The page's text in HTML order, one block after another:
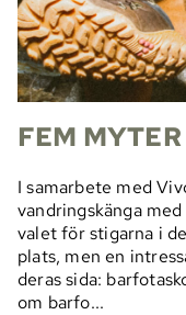
FEM
I samarbete med
vandringskänga
valet för stigarna i
plats, men en
deras sida:
om barfo...